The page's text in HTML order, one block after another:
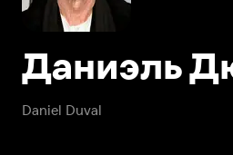
Daniel Duval
Даниэль